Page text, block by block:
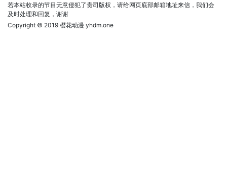
若本站收录的节目无意侵犯了贵司版权，请给网页底部邮箱地址来信，我们会
及时处理和回复，谢谢
Copyright © 2019 樱花动漫 yhdm.one